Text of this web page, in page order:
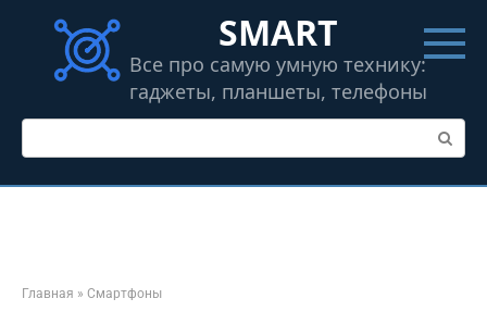
контенту
SMART
Все про самую умную технику:
гаджеты, планшеты, телефоны
Поиск:
Главная » Смартфоны